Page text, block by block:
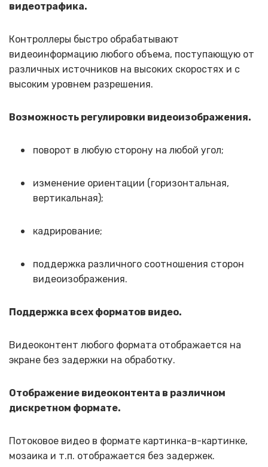
видеотрафика.
Контроллеры быстро обрабатывают
видеоинформацию любого объема, поступающую от
различных источников на высоких скоростях и с
высоким уровнем разрешения.
Возможность регулировки видеоизображения.
поворот в любую сторону на любой угол;
изменение ориентации (горизонтальная,
вертикальная);
кадрирование;
поддержка различного соотношения сторон
видеоизображения.
Поддержка всех форматов видео.
Видеоконтент любого формата отображается на
экране без задержки на обработку.
Отображение видеоконтента в различном
дискретном формате.
Потоковое видео в формате картинка-в-картинке,
мозаика и т.п. отображается без задержек.